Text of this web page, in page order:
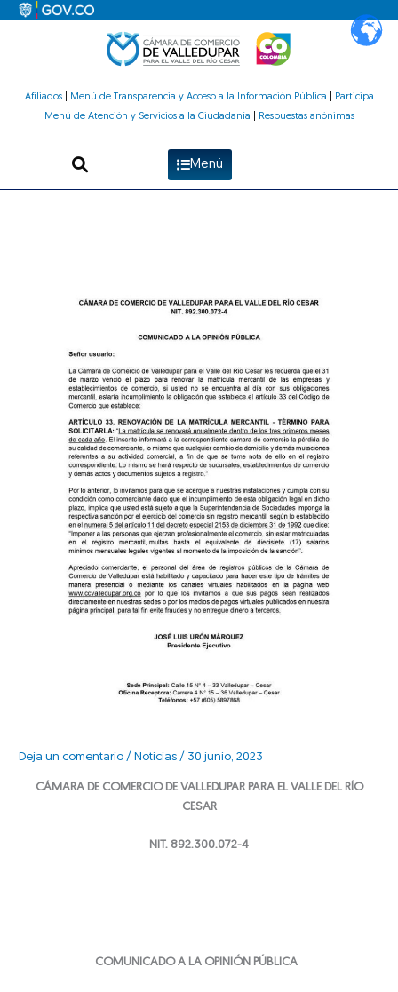
Afiliados| Menú de Transparencia y Acceso a la Información Pública
Participa
Menú de Atención y Servicios a la Ciudadanía
Respuestas anónimas
Menú
Deja un comentario / Noticias / 30 junio, 2023
CÁMARA DE COMERCIO DE VALLEDUPAR PARA EL VALLE DEL RÍO
CESAR
NIT. 892.300.072-4
COMUNICADO A LA OPINIÓN PÚBLICA